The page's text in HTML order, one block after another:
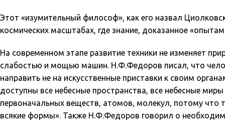
Этот «изумительный философ», как его назвал
космических масштабах, где знание, доказанное
На современном этапе развитие техники не изменяет
слабостью и мощью машин. Н.Ф.Федоров писал, что
направить не на искусственные приставки к своим
доступны все небесные пространства, все небесные
первоначальных веществ, атомов, молекул, потому что
всякие формы». Также Н.Ф.Федоров говорил о